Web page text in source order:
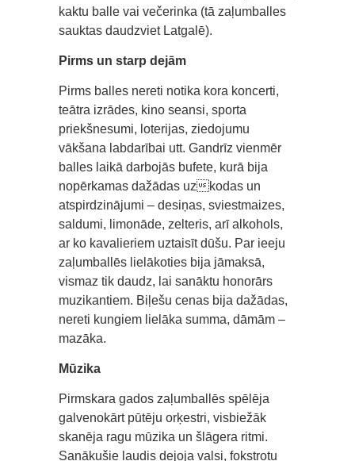
kaktu balle vai večerinka (tā zaļumballes
sauktas daudzviet Latgalē).
Pirms un starp dejām
Pirms balles nereti notika kora koncerti,
teātra izrādes, kino seansi, sporta
priekšnesumi, loterijas, ziedojumu
vākšana labdarībai utt. Gandrīz vienmēr
balles laikā darbojās bufete, kurā bija
nopērkamas dažādas uzkodas un
atspirdzinājumi – desiņas, sviestmaizes,
saldumi, limonāde, zelteris, arī alkohols,
ar ko kavalieriem uztaisīt dūšu. Par ieeju
zaļumballēs lielākoties bija jāmaksā,
vismaz tik daudz, lai sanāktu honorārs
muzikantiem. Biļešu cenas bija dažādas,
nereti kungiem lielāka summa, dāmām –
mazāka.
Mūzika
Pirmskara gados zaļumballēs spēlēja
galvenokārt pūtēju orķestri, visbiežāk
skanēja ragu mūzika un šlāgera ritmi.
Sanākušie ļaudis dejoja valsi, fokstrotu